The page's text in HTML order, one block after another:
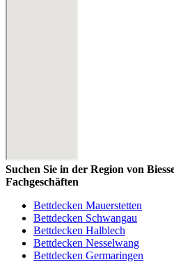
Suchen Sie in der Region von
Fachgeschäften
Bettdecken Mauerstetten
Bettdecken Schwangau
Bettdecken Halblech
Bettdecken Nesselwang
Bettdecken Germaringen